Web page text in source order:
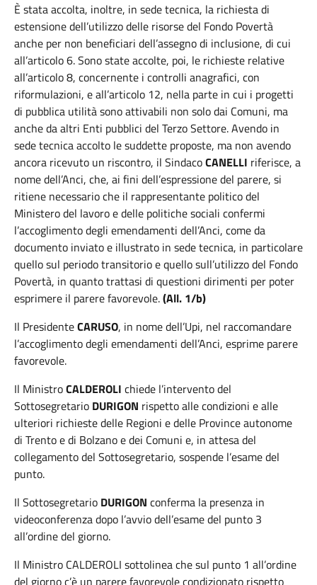
È stata accolta, inoltre, in sede tecnica, la richiesta di
estensione dell’utilizzo delle risorse del Fondo Povertà
anche per non beneficiari dell’assegno di inclusione, di cui
all’articolo 6. Sono state accolte, poi, le richieste relative
all’articolo 8, concernente i controlli anagrafici, con
riformulazioni, e all’articolo 12, nella parte in cui i progetti
di pubblica utilità sono attivabili non solo dai Comuni, ma
anche da altri Enti pubblici del Terzo Settore. Avendo in
sede tecnica accolto le suddette proposte, ma non avendo
ancora ricevuto un riscontro, il SindacoCANELLI riferisce, a
nome dell’Anci, che, ai fini dell’espressione del parere, si
ritiene necessario che il rappresentante politico del
Ministero del lavoro e delle politiche sociali confermi
l’accoglimento degli emendamenti dell’Anci, come da
documento inviato e illustrato in sede tecnica, in particolare
quello sul periodo transitorio e quello sull’utilizzo del Fondo
Povertà, in quanto trattasi di questioni dirimenti per poter
esprimere il parere favorevole.(All. 1/b)
Il PresidenteCARUSO, in nome dell’Upi, nel raccomandare
l’accoglimento degli emendamenti dell’Anci, esprime parere
favorevole.
Il MinistroCALDEROLI chiede l’intervento del
Sottosegretario DURIGON rispetto alle condizioni e alle
ulteriori richieste delle Regioni e delle Province autonome
di Trento e di Bolzano e dei Comuni e, in attesa del
collegamento del Sottosegretario, sospende l’esame del
punto.
Il Sottosegretario DURIGON conferma la presenza in
videoconferenza dopo l’avvio dell’esame del punto 3
all’ordine del giorno.
Il Ministro CALDEROLI sottolinea che sul punto 1 all’ordine
del giorno c’è un parere favorevole condizionato rispetto